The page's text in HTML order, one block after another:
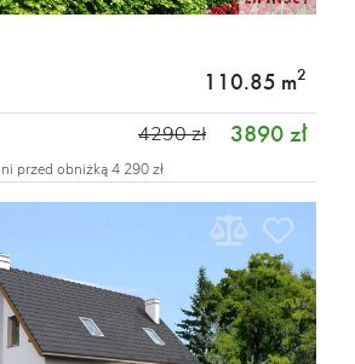
110.85 m2
3890 zł
4290 zł
przed obniżką 4 290 zł